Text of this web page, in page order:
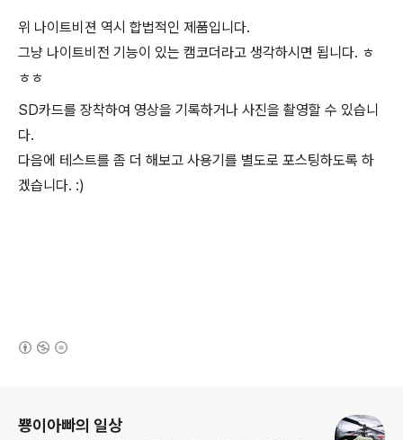
위 나이트비젼 역시 합법적인 제품입니다.
그냥 나이트비전 기능이 있는 캠코더라고 생각하시면 됩니다. ㅎ
ㅎㅎ
SD카드를 장착하여 영상을 기록하거나 사진을 촬영할 수 있습니
다.
다음에 테스트를 좀 더 해보고 사용기를 별도로 포스팅하도록 하
겠습니다. :)
뿅이아빠의 일상